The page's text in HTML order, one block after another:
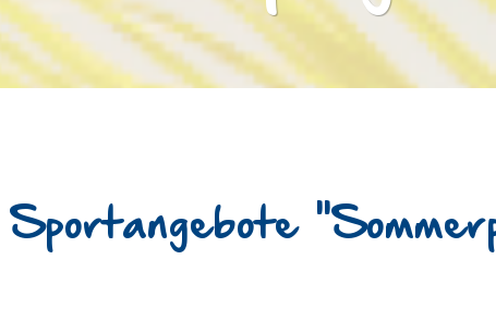
Sportangebote